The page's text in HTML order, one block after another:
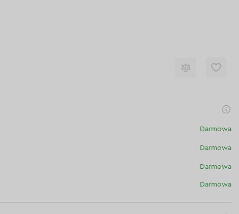
Darmowa
Darmowa
Darmowa
Darmowa